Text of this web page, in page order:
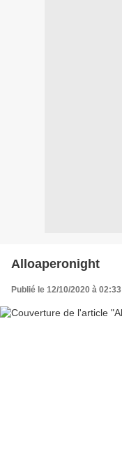
Alloaperonight
Publié le 12/10/2020 à 02:33